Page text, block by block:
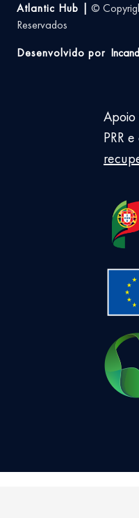
Atlantic Hub |
©
Reservados
Desenvolvido por
Apoio
PRR